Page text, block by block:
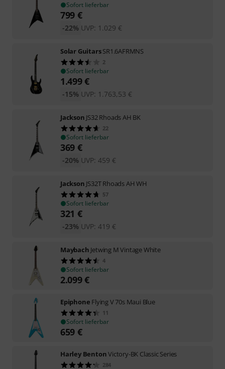
Sofort lieferbar
799 €
UVP: 1.029 €
-22%
Solar GuitarsSR1.6AFRMNS
2
Sofort lieferbar
1.499€
UVP: 1.763,53 €
-15%
Jackson JS32 Rhoads AH BK
22
Sofort lieferbar
369 €
UVP: 459 €
-20%
Jackson JS32T Rhoads AH WH
57
Sofort lieferbar
321 €
UVP: 419 €
-23%
Maybach Jetwing M Vintage White
4
Sofort lieferbar
2.099€
Epiphone Flying V 70s Maui Blue
11
Sofort lieferbar
659 €
Harley BentonVictory-BK Classic Series
284